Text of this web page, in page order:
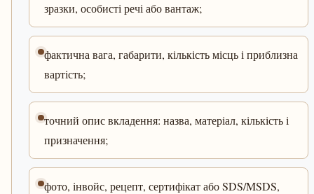
зразки, особисті речі або вантаж;
фактична вага, габарити, кількість місць і приблизна
вартість;
точний опис вкладення: назва, матеріал, кількість і
призначення;
фото, інвойс, рецепт, сертифікат або SDS/MSDS,